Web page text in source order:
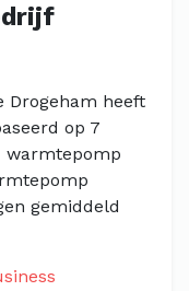
Drogeham heeft
op 7
warmtepomp
gemiddeld